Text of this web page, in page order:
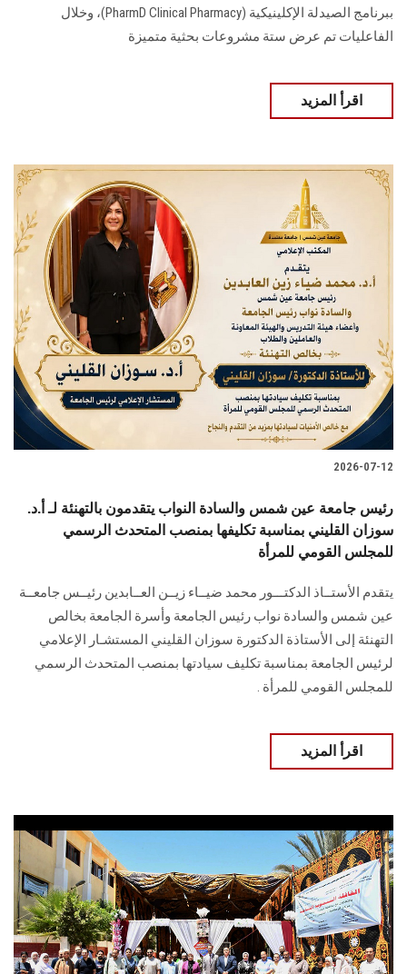
الزائـرونببرنامج الصيدلة الإكلينيكية (PharmD Clinical Pharmacy)، وخلال
الفاعليات تم عرض ستة مشروعات بحثية متميزة
اقرأ المزيد
2026-07-12
رئيس جامعة عين شمس والسادة النواب يتقدمون بالتهنئة لـ أ.د.
سوزان القليني بمناسبة تكليفها بمنصب المتحدث الرسمي
للمجلس القومي للمرأة
يتقدم الأستــاذ الدكتـــور محمد ضيــاء زيــن العــابدين رئيــس جامعــة
عين شمس والسادة نواب رئيس الجامعة وأسرة الجامعة بخالص
التهنئة إلى الأستاذة الدكتورة سوزان القليني المستشـار الإعلامي
لرئيس الجامعة بمناسبة تكليف سيادتها بمنصب المتحدث الرسمي
للمجلس القومي للمرأة .
اقرأ المزيد